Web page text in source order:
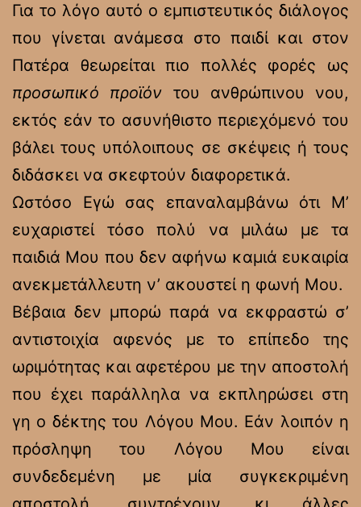
Για το λόγο αυτό ο εμπιστευτικός διάλογος
που γίνεται ανάμεσα στο παιδί και στον
Πατέρα θεωρείται πιο πολλές φορές ως
προσωπικό προϊόν του ανθρώπινου νου,
εκτός εάν το ασυνήθιστο περιεχόμενό του
βάλει τους υπόλοιπους σε σκέψεις ή τους
διδάσκει να σκεφτούν διαφορετικά.
Ωστόσο Εγώ σας επαναλαμβάνω ότι Μ’
ευχαριστεί τόσο πολύ να μιλάω με τα
παιδιά Μου που δεν αφήνω καμιά ευκαιρία
ανεκμετάλλευτη ν’ ακουστεί η φωνή Μου.
Βέβαια δεν μπορώ παρά να εκφραστώ σ’
αντιστοιχία αφενός με το επίπεδο της
ωριμότητας και αφετέρου με την αποστολή
που έχει παράλληλα να εκπληρώσει στη
γη ο δέκτης του Λόγου Μου. Εάν λοιπόν η
πρόσληψη του Λόγου Μου είναι
συνδεδεμένη με μία συγκεκριμένη